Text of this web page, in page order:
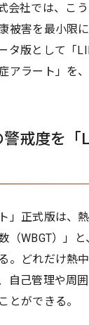
会社では、こ
被害を最小限
タ版として「
アラート」を
戒度を「
」正式版は、
（WBGT）」
。どれだけ熱
自己管理や周
とができる。